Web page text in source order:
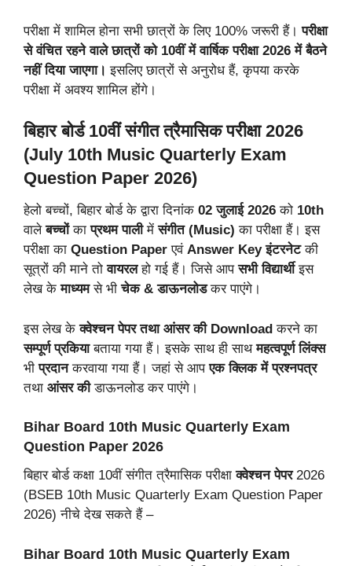
परीक्षा में शामिल होना सभी छात्रों के लिए 100% जरूरी हैं।परीक्षा
से वंचित रहने वाले छात्रों को 10वीं में वार्षिक परीक्षा 2026 में बैठने
नहीं दिया जाएगा। इसलिए छात्रों से अनुरोध हैं, कृपया करके
परीक्षा में अवश्य शामिल होंगे।
बिहार बोर्ड 10वीं संगीत त्रैमासिक परीक्षा 2026
(July 10th Music Quarterly Exam
Question Paper 2026)
हेलो बच्चों, बिहार बोर्ड के द्वारा दिनांक 02 जुलाई 2026 को 10th
वालेबच्चोंकाप्रथम पालीमेंसंगीत (Music)का परीक्षा हैं। इस
परीक्षा का Question Paper एवं Answer Key इंटरनेटकी
सूत्रों की माने तोवायरलहो गई हैं। जिसे आपसभी विद्यार्थीइस
लेख केमाध्यमसे भीचेक & डाऊनलोडकर पाएंगे।
इस लेख केक्वेश्चन पेपर तथा आंसर की Download करने का
सम्पूर्ण प्रकियाबताया गया हैं। इसके साथ ही साथमहत्वपूर्ण लिंक्स
भीप्रदानकरवाया गया हैं। जहां से आपएक क्लिक में प्रश्नपत्र
तथा आंसर कीडाऊनलोड कर पाएंगे।
Bihar Board 10th Music Quarterly Exam
Question Paper 2026
बिहार बोर्ड कक्षा 10वीं संगीत त्रैमासिक परीक्षाक्वेश्चन पेपर2026
(BSEB 10th Music Quarterly Exam Question Paper
2026) नीचे देख सकते हैं –
Bihar Board 10th Music Quarterly Exam